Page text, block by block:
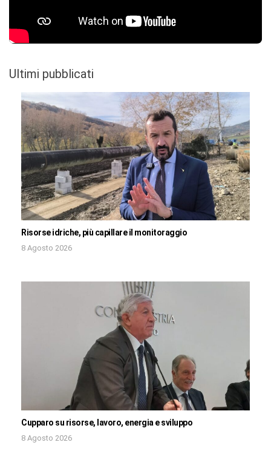
Ultimi pubblicati
Risorse idriche, più capillare il monitoraggio
8 Agosto 2026
Cupparo su risorse, lavoro, energia e sviluppo
8 Agosto 2026